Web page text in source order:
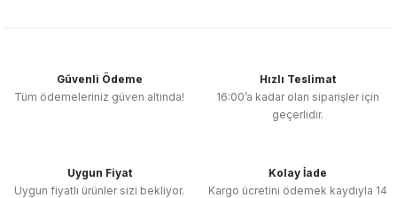
Güvenli Ödeme
Tüm ödemeleriniz güven altında!
Hızlı Teslimat
16:00’a kadar olan siparişler için
geçerlidir.
Uygun Fiyat
Uygun fiyatlı ürünler sizi bekliyor.
Kolay İade
Kargo ücretini ödemek kaydıyla 14